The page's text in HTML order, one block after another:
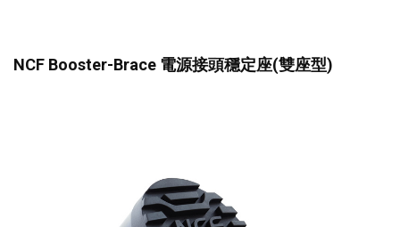
NCF Booster-Brace 電源接頭穩定座(雙座型)